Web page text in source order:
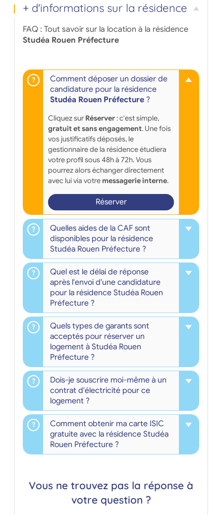
+ d'informations sur la résidence
FAQ : Tout savoir sur la location à la résidence
Studéa Rouen Préfecture
Comment déposer un dossier de
candidature pour la résidence
Studéa Rouen Préfecture?
Cliquez sur Réserver: c'est simple,
gratuit et sans engagement. Une fois
vos justificatifs déposés, le
gestionnaire de la résidence étudiera
votre profil sous 48h à 72h. Vous
pourrez alors échanger directement
avec lui via votre messagerie interne.
Réserver
Quelles aides de la CAF sont
disponibles pour la résidence
Studéa Rouen Préfecture ?
Quel est le délai de réponse
après l'envoi d'une candidature
pour la résidence Studéa Rouen
Préfecture ?
Quels types de garants sont
acceptés pour réserver un
logement à Studéa Rouen
Préfecture ?
Dois-je souscrire moi-même à un
contrat d'électricité pour ce
logement ?
Comment obtenir ma carte ISIC
gratuite avec la résidence Studéa
Rouen Préfecture ?
Vous ne trouvez pas la réponse à
votre question ?